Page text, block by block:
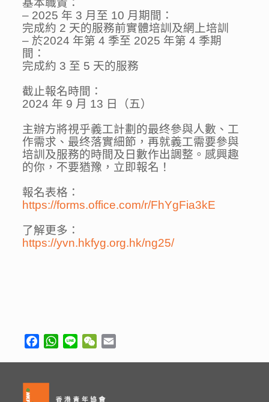
基本職責：
– 2025 年 3 月至 10 月期間：
完成約 2 天的服務前實體培訓及網上培訓
– 於2024 年第 4 季至 2025 年第 4 季期
間：
完成約 3 至 5 天的服務
截止報名時間：
2024 年 9 月 13 日（五）
主辦方將視乎義工計劃的最终參與人數、工
作需求、最终落實細節，再就義工需要參與
培訓及服務的時間及日數作出調整。感興趣
的你，不要猶豫，立即報名！
報名表格：
https://forms.office.com/r/FhYgFia3kE
了解更多：
https://yvn.hkfyg.org.hk/ng25/
FacebookWhatsApp
Line WeChat